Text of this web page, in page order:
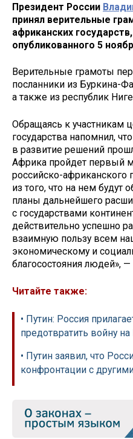
Президент России
принял верительные
африканских
опубликованного 5
Верительные грамоты
посланники из Буркина-
а также из республик
Обращаясь к участникам
государства напомнил,
в развитие решений
Африка пройдет первый
российско-африканского
из того, что на нем будут
планы дальнейшего
с государствами
действительно успешно
взаимную пользу всем
экономическому и
благосостояния людей», —
Читайте также:
• Путин: Россия
предотвратить войну
• Путин заявил, что
конфронтации с